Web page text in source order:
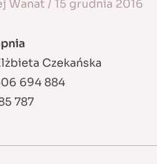
Wanat / 15 grudnia 2016
Czekańska
694 884
787